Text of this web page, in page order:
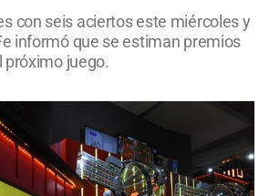
con seis aciertos este miércoles y
informó que se estiman premios
próximo juego.